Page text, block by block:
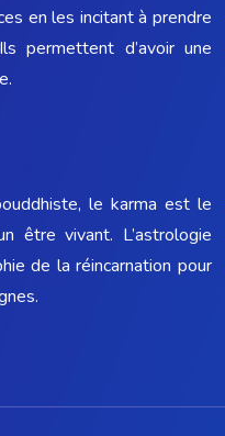
en les incitant à prendre
permettent d’avoir une
le karma est le
être vivant. L’astrologie
de la réincarnation pour